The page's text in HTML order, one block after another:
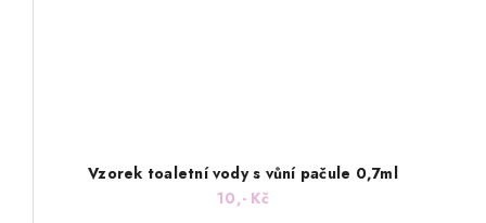
Vzorek toaletní vody s vůní pačule 0,7ml
10,- Kč